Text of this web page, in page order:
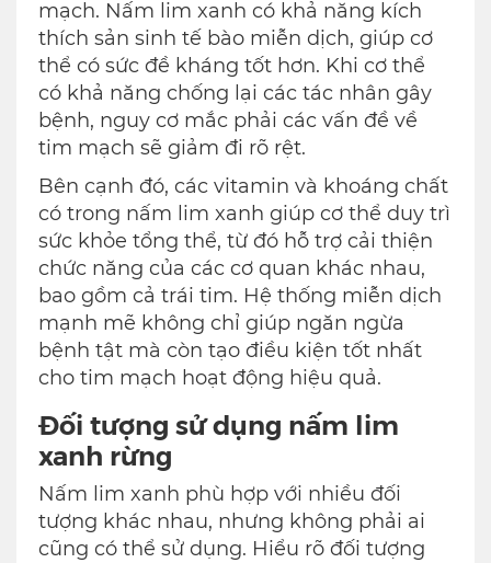
mạch. Nấm lim xanh có khả năng kích
thích sản sinh tế bào miễn dịch, giúp cơ
thể có sức đề kháng tốt hơn. Khi cơ thể
có khả năng chống lại các tác nhân gây
bệnh, nguy cơ mắc phải các vấn đề về
tim mạch sẽ giảm đi rõ rệt.
Bên cạnh đó, các vitamin và khoáng chất
có trong nấm lim xanh giúp cơ thể duy trì
sức khỏe tổng thể, từ đó hỗ trợ cải thiện
chức năng của các cơ quan khác nhau,
bao gồm cả trái tim. Hệ thống miễn dịch
mạnh mẽ không chỉ giúp ngăn ngừa
bệnh tật mà còn tạo điều kiện tốt nhất
cho tim mạch hoạt động hiệu quả.
Đối tượng sử dụng nấm lim
xanh rừng
Nấm lim xanh phù hợp với nhiều đối
tượng khác nhau, nhưng không phải ai
cũng có thể sử dụng. Hiểu rõ đối tượng